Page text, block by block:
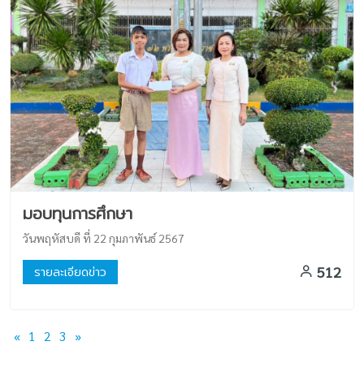
มอบทุนการศึกษา
วันพฤหัสบดี ที่ 22 กุมภาพันธ์ 2567
รายละเอียดข่าว 512
« 1 2 3 »